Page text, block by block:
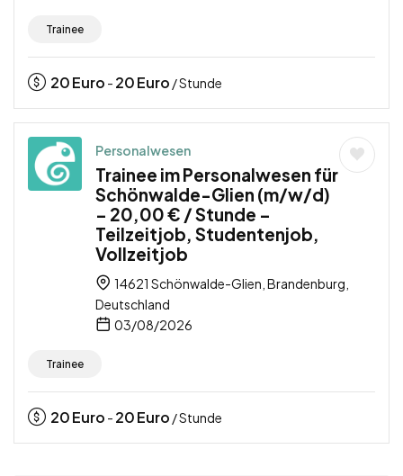
Trainee
20Euro - 20Euro / Stunde
Personalwesen
Trainee im Personalwesen für
Schönwalde-Glien (m/w/d)
– 20,00 € / Stunde –
Teilzeitjob, Studentenjob,
Vollzeitjob
14621 Schönwalde-Glien, Brandenburg,
Deutschland
03/08/2026
Trainee
20Euro - 20Euro / Stunde